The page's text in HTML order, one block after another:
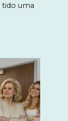
tido uma